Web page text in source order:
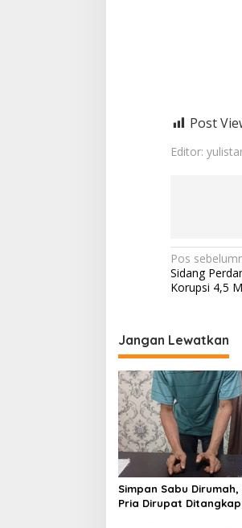
m
a
n
g
a
n
B
0
9
g
r
a
m
S
a
b
u
Post
Editor:
N
a
i
g
a
s
i
p
o
s
Pos
Sidang
Korupsi 4,5
Jangan Lewatkan
Simpan Sabu
Pria Dirupat